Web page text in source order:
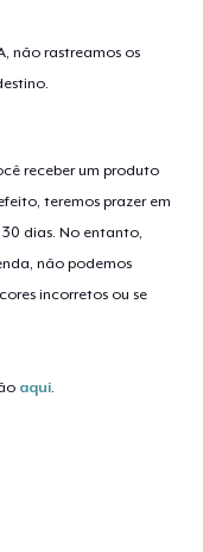
não rastreamos os
receber um produto
teremos prazer em
dias. No entanto,
não podemos
incorretos ou se
aqui.